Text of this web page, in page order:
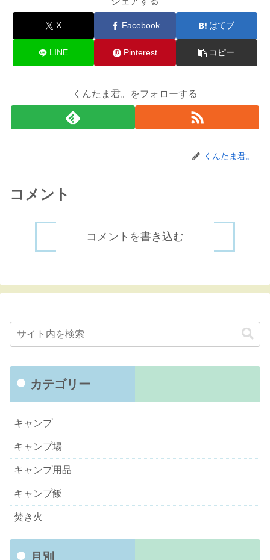
X Facebook はてブ
LINE Pinterest コピー
くんたま君。をフォローする
くんたま君。
コメント
コメントを書き込む
カテゴリー
キャンプ
キャンプ場
キャンプ用品
キャンプ飯
焚き火
月別